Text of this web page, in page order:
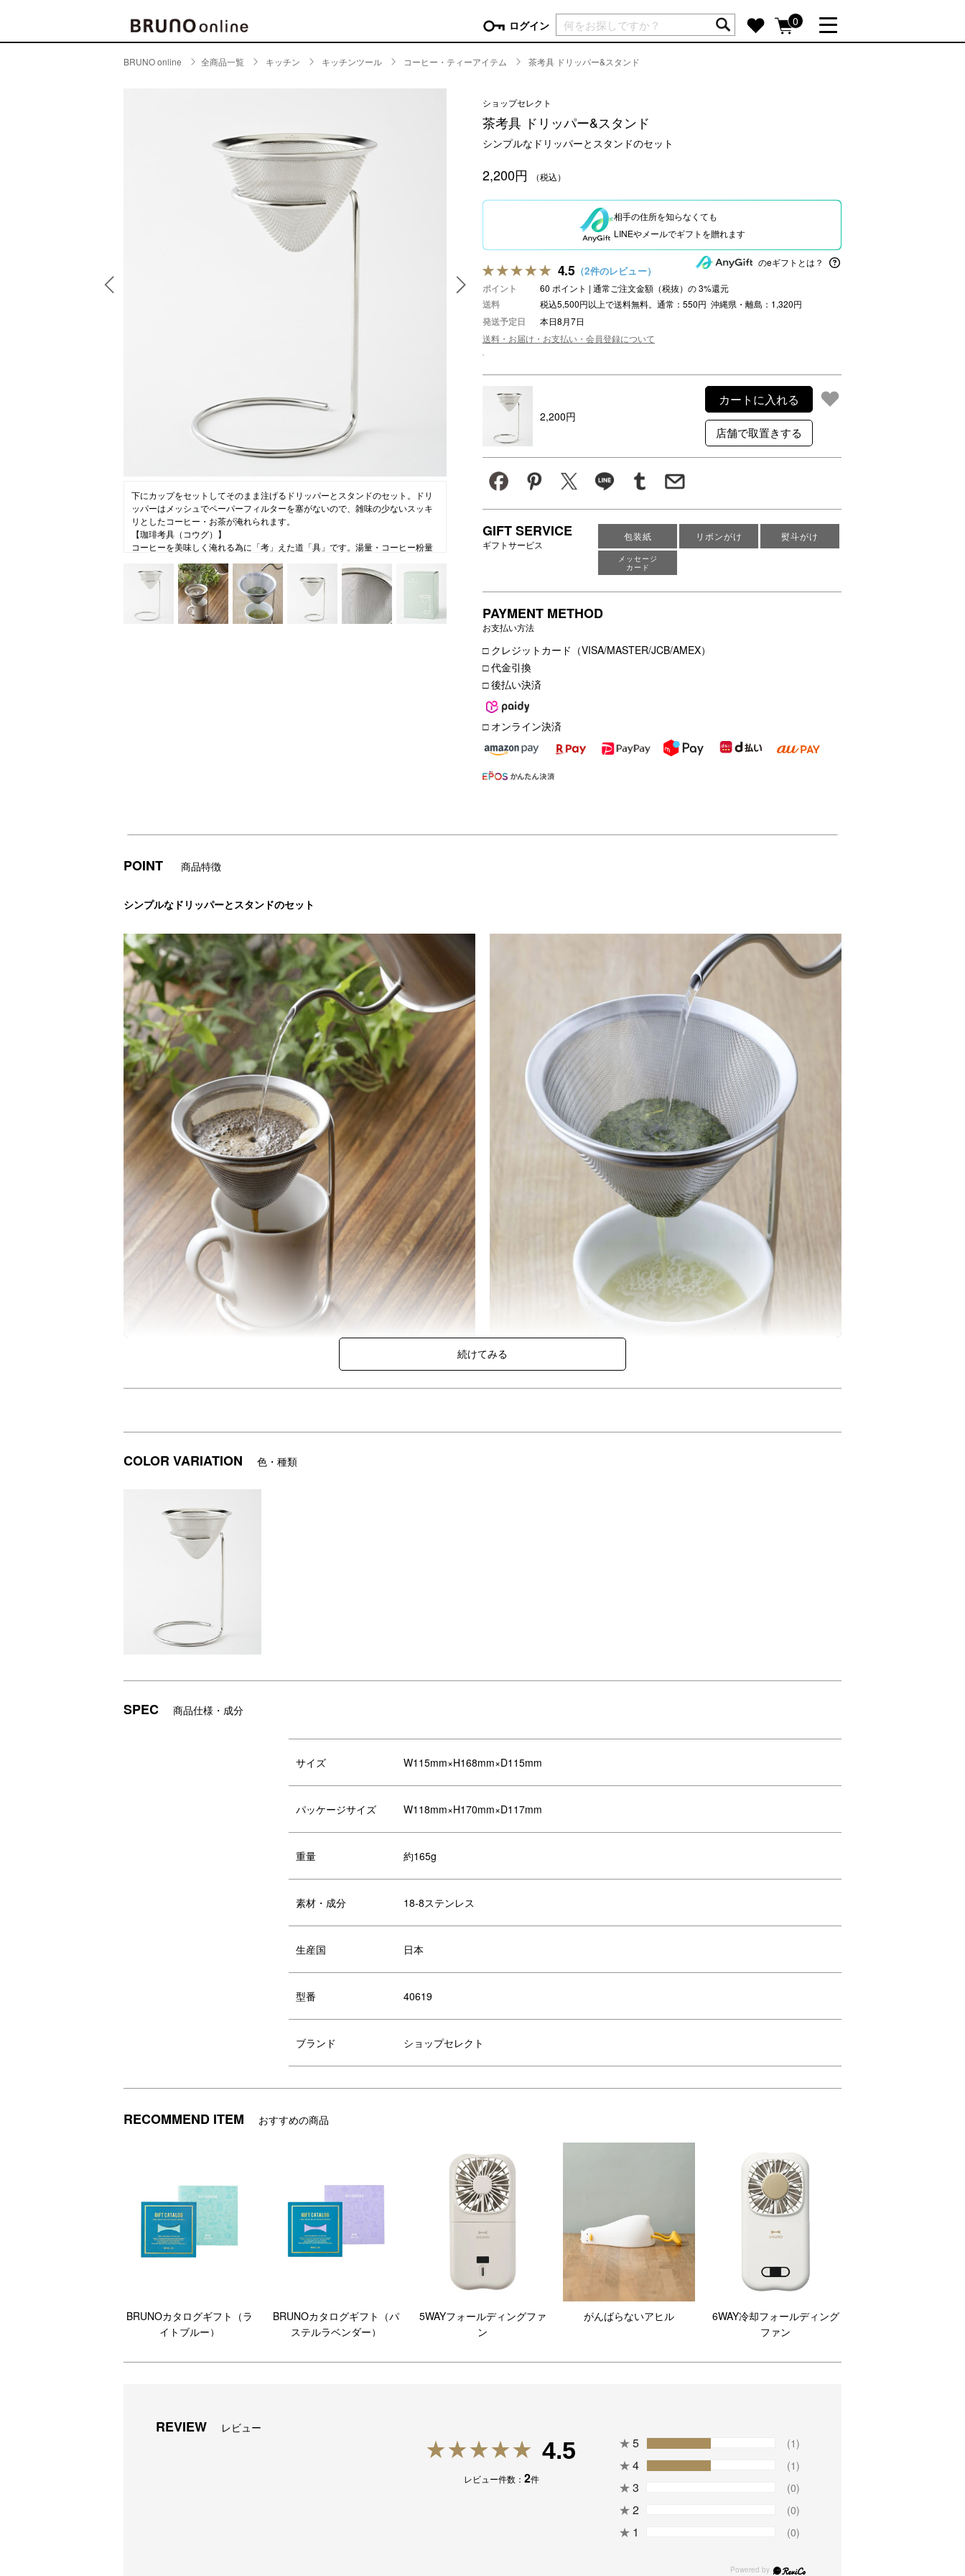
ログイン
ログイン
0
現在カートには商品が入っていません。
キッチン家電
食器
キッチンツール
キッチンファブリック
インテリア
家具・収納
ピクニックアイテム
ランチボックス・弁当箱
more
スキンケア・フェイスケア
ヘアケア
ボディケア
アロマ
バッグ
ベビー・キッズアイテム more
おもちゃ・トイ
ファッション
その他ベビー・キッズアイテム
母の日ギフト
おまとめ割引
more
SUPPORT
お問い合わせ
BRUNO online 全商品一覧 キッチン キッチンツール コーヒー・ティーアイテム 茶考具 ドリッパー&スタンド
下にカップをセットしてそのまま注げるドリッパーとスタンドのセット。ドリ
ッパーはメッシュでペーパーフィルターを塞がないので、雑味の少ないスッキ
リとしたコーヒー・お茶が淹れられます。
【珈琲考具（コウグ）】
コーヒーを美味しく淹れる為に「考」えた道「具」です。湯量・コーヒー粉量
県燕市の産業でもある、ステンレス素材と加工技術を活かし、マットな綱消し
磨き仕上げで揃えました。
ショップセレクト
茶考具 ドリッパー&スタンド
シンプルなドリッパーとスタンドのセット
2,200円 （税込）
相手の住所を知らなくても
LINEやメールでギフトを贈れます
のeギフトとは？
4.5 （2件のレビュー）
ポイント 60 ポイント | 通常ご注文金額（税抜）の3%還元
送料 税込5,500円以上で送料無料。通常：550円 沖縄県・離島：1,320円
発送予定日
本日8月7日
送料・お届け・お支払い・会員登録について
2,200円
カートに入れる
GIFT SERVICE
ギフトサービス
包装紙 リボンがけ 熨斗がけ
メッセージ
カード
PAYMENT METHOD
お支払い方法
□ クレジットカード（VISA/MASTER/JCB/AMEX）
□ 代金引換
□ 後払い決済
□ オンライン決済
POINT 商品特徴
シンプルなドリッパーとスタンドのセット
【珈琲考具（コウグ）】
湯量・コーヒー粉量等微調整から手入れのし易さまで、機能とフォルムをデザインしました。
隙間がありフィルターを塞がないの
で、雑味の少ないスッキリとしたコー
ヒー・お茶に。
珈琲考具 ミルクパン 珈琲考具 ドリッパー
COLOR VARIATION 色・種類
SPEC 商品仕様・成分
サイズ W115mm×H168mm×D115mm
パッケージサイズ W118mm×H170mm×D117mm
重量 約165g
素材・成分 18-8ステンレス
生産国 日本
型番 40619
ブランド ショップセレクト
RECOMMEND ITEM おすすめの商品
BRUNOカタログギフト（ラ
イトブルー）
BRUNOカタログギフト（パ
ステルラベンダー）
5WAYフォールディングファ
ン
がんばらないアヒル
6WAY冷却フォールディング
ファン
REVIEW レビュー
4.5
レビュー件数： 2件
★5 (1)
★4 (1)
★3 (0)
★2 (0)
★ 1 (0)